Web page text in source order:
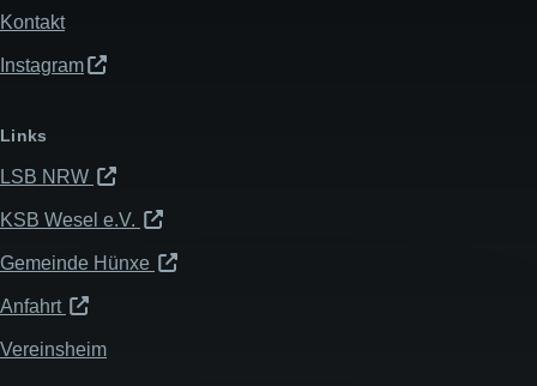
Kontakt
Instagram
Links
LSB NRW
KSB Wesel e.V.
Gemeinde Hünxe
Anfahrt
Vereinsheim